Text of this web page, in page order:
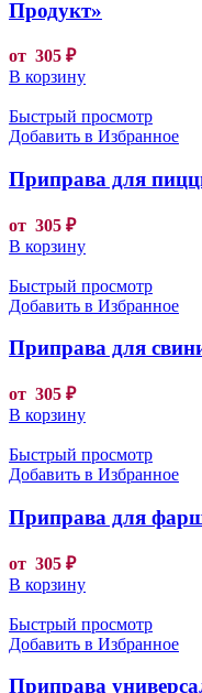
Продукт»
от 305 ₽
В корзину
Быстрый просмотр
Добавить в Избранное
Приправа для
от 305 ₽
В корзину
Быстрый просмотр
Добавить в Избранное
Приправа для
от 305 ₽
В корзину
Быстрый просмотр
Добавить в Избранное
Приправа для
от 305 ₽
В корзину
Быстрый просмотр
Добавить в Избранное
Приправа